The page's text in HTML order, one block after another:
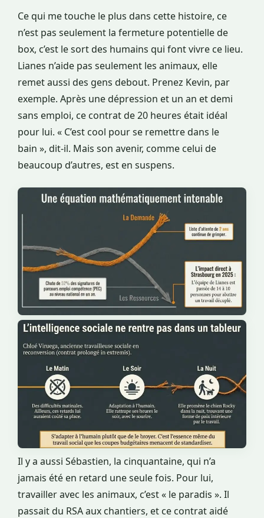
Ce qui me touche le plus dans cette histoire, ce
n’est pas seulement la fermeture potentielle de
box, c’est le sort des humains qui font vivre ce lieu.
Lianes n’aide pas seulement les animaux, elle
remet aussi des gens debout. Prenez Kevin, par
exemple. Après une dépression et un an et demi
sans emploi, ce contrat de 20 heures était idéal
pour lui. « C’est cool pour se remettre dans le
bain », dit-il. Mais son avenir, comme celui de
beaucoup d’autres, est en suspens.
Il y a aussi Sébastien, la cinquantaine, qui n’a
jamais été en retard une seule fois. Pour lui,
travailler avec les animaux, c’est « le paradis ». Il
passait du RSA aux chantiers, et ce contrat aidé